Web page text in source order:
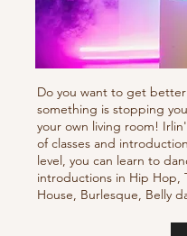
Do you want to get
something is stopping
your own living room!
of classes and
level, you can learn to
introductions in Hip Hop,
House, Burlesque, Belly